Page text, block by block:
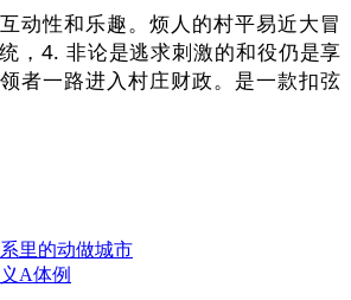
性和乐趣。烦人的村平易近大冒
，4. 非论是逃求刺激的和役仍是享
者一路进入村庄财政。是一款扣弦
里的动做城市
A体例